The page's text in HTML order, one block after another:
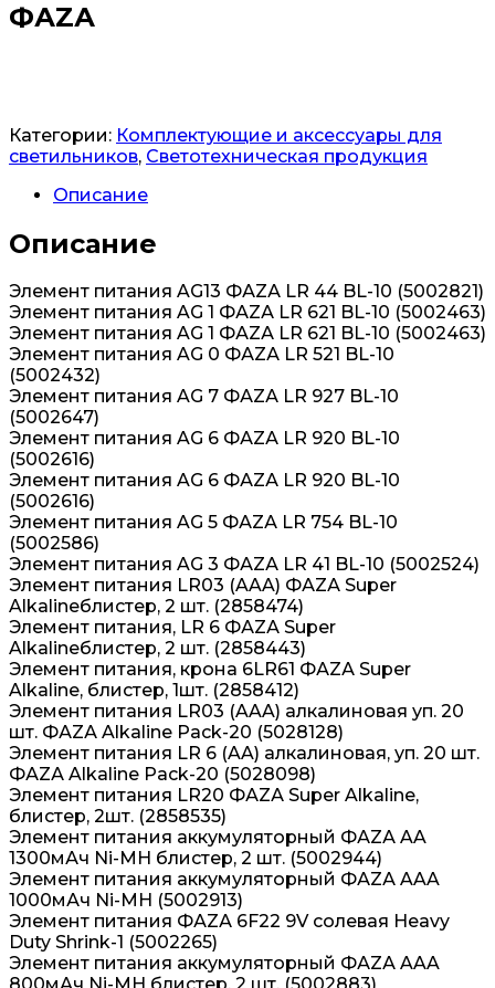
ФАZА
Категории: Комплектующие и аксессуары для
светильников, Светотехническая продукция
Описание
Описание
Элемент питания AG13 ФАZА LR 44 BL-10 (5002821)
Элемент питания AG 1 ФАZА LR 621 BL-10 (5002463)
Элемент питания AG 1 ФАZА LR 621 BL-10 (5002463)
Элемент питания AG 0 ФАZА LR 521 BL-10
(5002432)
Элемент питания AG 7 ФАZА LR 927 BL-10
(5002647)
Элемент питания AG 6 ФАZА LR 920 BL-10
(5002616)
Элемент питания AG 6 ФАZА LR 920 BL-10
(5002616)
Элемент питания AG 5 ФАZА LR 754 BL-10
(5002586)
Элемент питания AG 3 ФАZА LR 41 BL-10 (5002524)
Элемент питания LR03 (AAA) ФАZА Super
Alkalineблистер, 2 шт. (2858474)
Элемент питания, LR 6 ФАZА Super
Alkalineблистер, 2 шт. (2858443)
Элемент питания, крона 6LR61 ФАZА Super
Alkaline, блистер, 1шт. (2858412)
Элемент питания LR03 (AAA) алкалиновая уп. 20
шт. ФАZА Alkaline Pack-20 (5028128)
Элемент питания LR 6 (AA) алкалиновая, уп. 20 шт.
ФАZА Alkaline Pack-20 (5028098)
Элемент питания LR20 ФАZА Super Alkaline,
блистер, 2шт. (2858535)
Элемент питания аккумуляторный ФАZА AA
1300мАч Ni-MH блистер, 2 шт. (5002944)
Элемент питания аккумуляторный ФАZА AAA
1000мАч Ni-MH (5002913)
Элемент питания ФАZА 6F22 9V солевая Heavy
Duty Shrink-1 (5002265)
Элемент питания аккумуляторный ФАZА AAA